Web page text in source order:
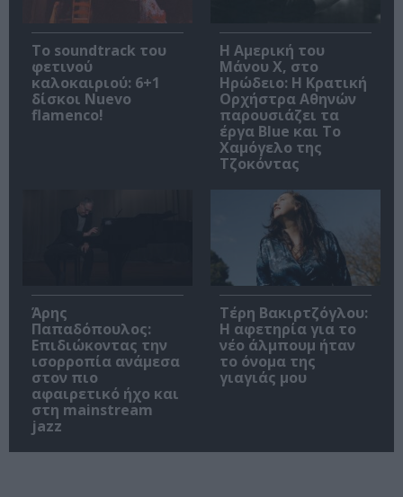
Το soundtrack του
φετινού
καλοκαιριού: 6+1
δίσκοι Nuevo
flamenco!
Η Αμερική του
Μάνου Χ, στο
Ηρώδειο: Η Κρατική
Ορχήστρα Αθηνών
παρουσιάζει τα
έργα Blue και Το
Χαμόγελο της
Τζοκόντας
Άρης
Παπαδόπουλος:
Επιδιώκοντας την
ισορροπία ανάμεσα
στον πιο
αφαιρετικό ήχο και
στη mainstream
jazz
Τέρη Βακιρτζόγλου:
Η αφετηρία για το
νέο άλμπουμ ήταν
το όνομα της
γιαγιάς μου